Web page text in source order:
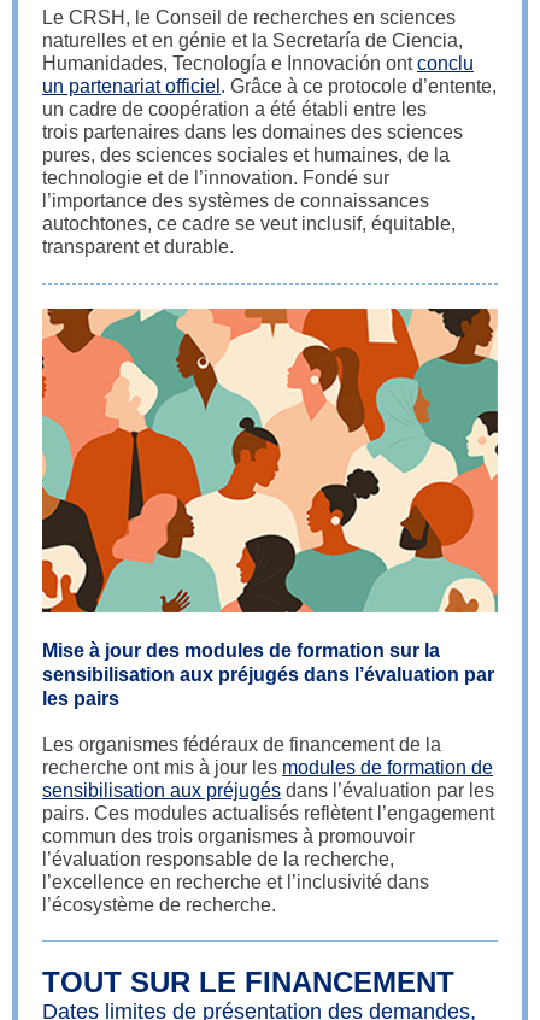
Le CRSH, le Conseil de recherches en sciences
naturelles et en génie et la Secretaría de Ciencia,
Humanidades, Tecnología e Innovación ontconclu
un partenariat officiel . Grâce à ce protocole d’entente,
un cadre de coopération a été établi entre les
trois partenaires dans les domaines des sciences
pures, des sciences sociales et humaines, de la
technologie et de l’innovation. Fondé sur
l’importance des systèmes de connaissances
autochtones, ce cadre se veut inclusif, équitable,
transparent et durable.
Mise à jour des modules de formation sur la
sensibilisation aux préjugés dans l’évaluation par
les pairs
Les organismes fédéraux de financement de la
recherche ont mis à jour les modules de formation de
sensibilisation aux préjugés dans l’évaluation par les
pairs. Ces modules actualisés reflètent l’engagement
commun des trois organismes à promouvoir
l’évaluation responsable de la recherche,
l’excellence en recherche et l’inclusivité dans
l’écosystème de recherche.
TOUT SUR LE FINANCEMENT
Dates limites de présentation des demandes,